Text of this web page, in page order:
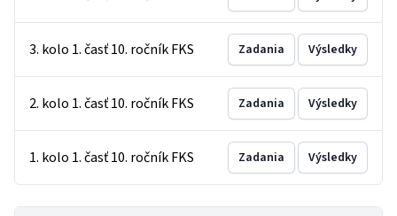
3. kolo 1. časť 10. ročník FKS Zadania Výsledky
2. kolo 1. časť 10. ročník FKS Zadania Výsledky
1. kolo 1. časť 10. ročník FKS Zadania Výsledky